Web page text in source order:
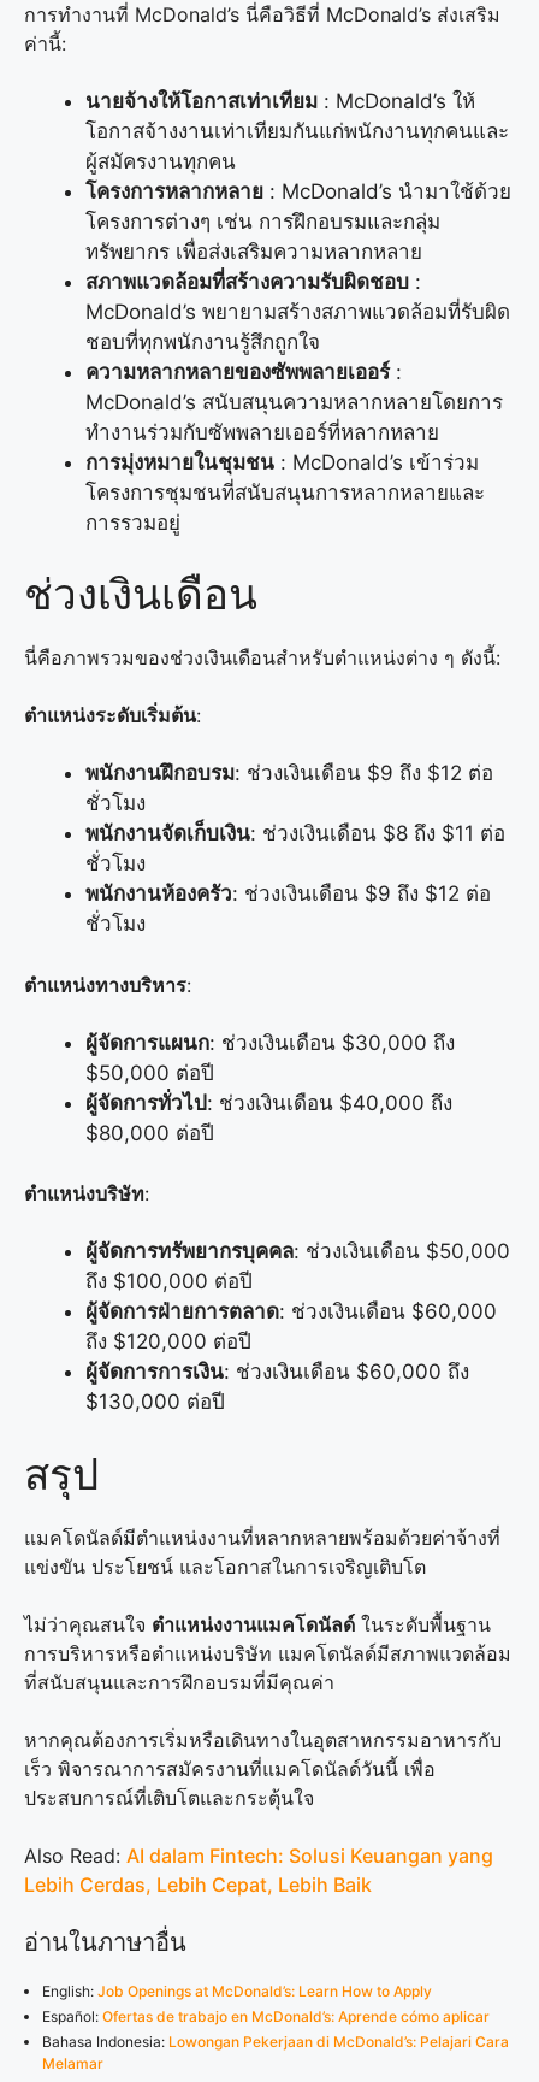
การทำงานที่ McDonald’s นี่คือวิธีที่ McDonald’s ส่งเสริม
ค่านี้:
นายจ้างให้โอกาสเท่าเทียม : McDonald’s ให้
โอกาสจ้างงานเท่าเทียมกันแก่พนักงานทุกคนและ
ผู้สมัครงานทุกคน
โครงการหลากหลาย : McDonald’s นำมาใช้ด้วย
โครงการต่างๆ เช่น การฝึกอบรมและกลุ่ม
ทรัพยากร เพื่อส่งเสริมความหลากหลาย
สภาพแวดล้อมที่สร้างความรับผิดชอบ :
McDonald’s พยายามสร้างสภาพแวดล้อมที่รับผิด
ชอบที่ทุกพนักงานรู้สึกถูกใจ
ความหลากหลายของซัพพลายเออร์:
McDonald’s สนับสนุนความหลากหลายโดยการ
ทำงานร่วมกับซัพพลายเออร์ที่หลากหลาย
การมุ่งหมายในชุมชน : McDonald’s เข้าร่วม
โครงการชุมชนที่สนับสนุนการหลากหลายและ
การรวมอยู่
ช่วงเงินเดือน
นี่คือภาพรวมของช่วงเงินเดือนสำหรับตำแหน่งต่าง ๆ ดังนี้:
ตำแหน่งระดับเริ่มต้น:
พนักงานฝึกอบรม: ช่วงเงินเดือน $9 ถึง $12 ต่อ
ชั่วโมง
พนักงานจัดเก็บเงิน: ช่วงเงินเดือน $8 ถึง $11 ต่อ
ชั่วโมง
พนักงานห้องครัว: ช่วงเงินเดือน $9 ถึง $12 ต่อ
ชั่วโมง
ตำแหน่งทางบริหาร:
ผู้จัดการแผนก: ช่วงเงินเดือน $30,000 ถึง
$50,000 ต่อปี
ผู้จัดการทั่วไป: ช่วงเงินเดือน $40,000 ถึง
$80,000 ต่อปี
ตำแหน่งบริษัท:
ผู้จัดการทรัพยากรบุคคล: ช่วงเงินเดือน $50,000
ถึง $100,000 ต่อปี
ผู้จัดการฝ่ายการตลาด: ช่วงเงินเดือน $60,000
ถึง $120,000 ต่อปี
ผู้จัดการการเงิน: ช่วงเงินเดือน $60,000 ถึง
$130,000 ต่อปี
สรุป
แมคโดนัลด์มีตำแหน่งงานที่หลากหลายพร้อมด้วยค่าจ้างที่
แข่งขัน ประโยชน์ และโอกาสในการเจริญเติบโต
ไม่ว่าคุณสนใจ ตำแหน่งงานแมคโดนัลด์ ในระดับพื้นฐาน
การบริหารหรือตำแหน่งบริษัท แมคโดนัลด์มีสภาพแวดล้อม
ที่สนับสนุนและการฝึกอบรมที่มีคุณค่า
หากคุณต้องการเริ่มหรือเดินทางในอุตสาหกรรมอาหารกับ
เร็ว พิจารณาการสมัครงานที่แมคโดนัลด์วันนี้ เพื่อ
ประสบการณ์ที่เติบโตและกระตุ้นใจ
Also Read: AI dalam Fintech: Solusi Keuangan yang
Lebih Cerdas, Lebih Cepat, Lebih Baik
อ่านในภาษาอื่น
English: Job Openings at McDonald’s: Learn How to Apply
Español: Ofertas de trabajo en McDonald’s: Aprende cómo aplicar
Bahasa Indonesia: Lowongan Pekerjaan di McDonald’s: Pelajari Cara
Melamar